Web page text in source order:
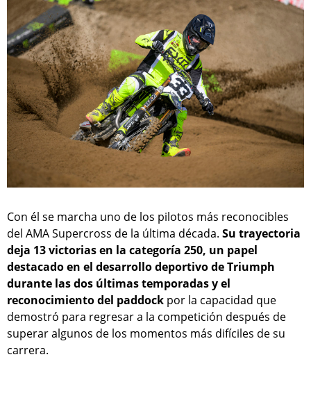
Con él se marcha uno de los pilotos más reconocibles
del AMA Supercross de la última década. Su trayectoria
deja 13 victorias en la categoría 250, un papel
destacado en el desarrollo deportivo de Triumph
durante las dos últimas temporadas y el
reconocimiento del paddock por la capacidad que
demostró para regresar a la competición después de
superar algunos de los momentos más difíciles de su
carrera.